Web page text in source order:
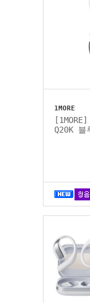
1MORE
Q20K 블